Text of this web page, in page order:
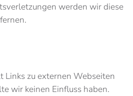
werden wir diese
Links zu externen Webseiten
wir keinen Einfluss haben.